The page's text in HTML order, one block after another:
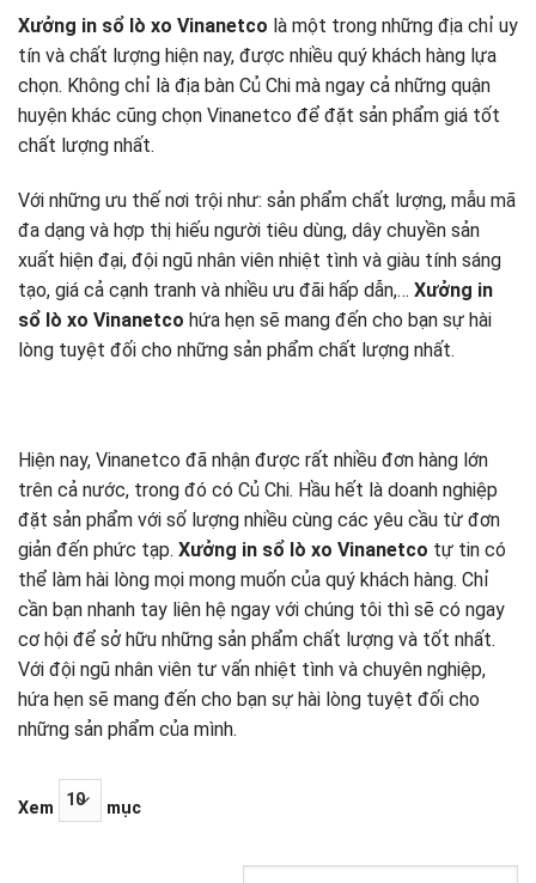
Xưởng in sổ lò xo Vinanetco là một trong những địa chỉ uy
tín và chất lượng hiện nay, được nhiều quý khách hàng lựa
chọn. Không chỉ là địa bàn Củ Chi mà ngay cả những quận
huyện khác cũng chọn Vinanetco để đặt sản phẩm giá tốt
chất lượng nhất.
Với những ưu thế nơi trội như: sản phẩm chất lượng, mẫu mã
đa dạng và hợp thị hiếu người tiêu dùng, dây chuyền sản
xuất hiện đại, đội ngũ nhân viên nhiệt tình và giàu tính sáng
tạo, giá cả cạnh tranh và nhiều ưu đãi hấp dẫn,… Xưởng in
sổ lò xo Vinanetco hứa hẹn sẽ mang đến cho bạn sự hài
lòng tuyệt đối cho những sản phẩm chất lượng nhất.
Hiện nay, Vinanetco đã nhận được rất nhiều đơn hàng lớn
trên cả nước, trong đó có Củ Chi. Hầu hết là doanh nghiệp
đặt sản phẩm với số lượng nhiều cùng các yêu cầu từ đơn
giản đến phức tạp. Xưởng in sổ lò xo Vinanetco tự tin có
thể làm hài lòng mọi mong muốn của quý khách hàng. Chỉ
cần bạn nhanh tay liên hệ ngay với chúng tôi thì sẽ có ngay
cơ hội để sở hữu những sản phẩm chất lượng và tốt nhất.
Với đội ngũ nhân viên tư vấn nhiệt tình và chuyên nghiệp,
hứa hẹn sẽ mang đến cho bạn sự hài lòng tuyệt đối cho
những sản phẩm của mình.
Xem mục